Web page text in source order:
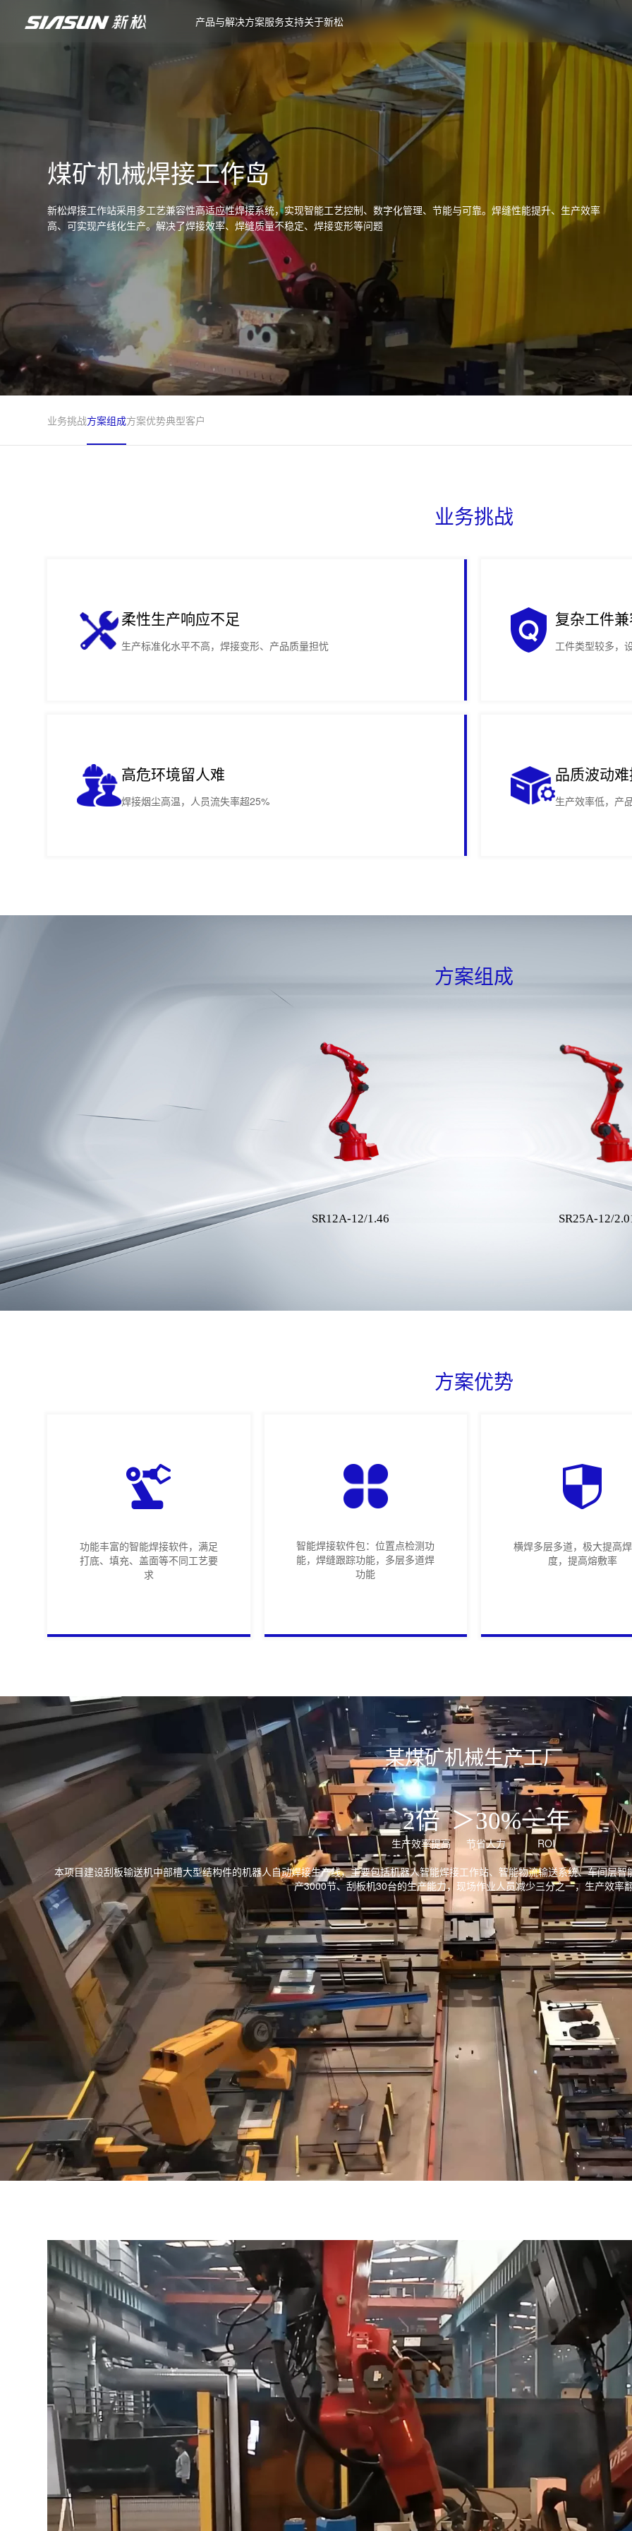
产品与解决方案服务支持关于新松
煤矿机械焊接工作岛
新松焊接工作站采用多工艺兼容性高适应性焊接系统，实现智能工艺控制、数字化管理、节能与可靠。焊缝性能提升、生产效率
高、可实现产线化生产。解决了焊接效率、焊缝质量不稳定、焊接变形等问题
业务挑战方案组成方案优势典型客户
业务挑战
柔性生产响应不足
生产标准化水平不高，焊接变形、产品质量担忧
复杂工件
工件类型较多，
高危环境留人难
焊接烟尘高温，人员流失率超25%
品质波动
生产效率低，产
方案组成
SR12A-12/1.46 SR25A-12/
方案优势
功能丰富的智能焊接软件，满足
打底、填充、盖面等不同工艺要
求
智能焊接软件包：位置点检测功
能，焊缝跟踪功能，多层多道焊
功能
横焊多层多道，极大提高
度，提高熔敷率
某煤矿机械生产工厂
2倍
生产效率提高
＞30%
节省人力
一年
ROI
本项目建设刮板输送机中部槽大型结构件的机器人自动焊接生产线，主要包括机器人智能焊接工作站、智能物流输送系统、车间层
产3000节、刮板机30台的生产能力，现场作业人员减少三分之一，生产效率